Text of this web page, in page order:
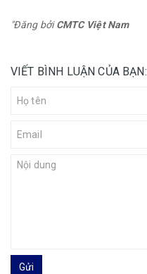
"Đăng bởiCMTC Việt Nam
VIẾT BÌNH LUẬN CỦA BẠN:
Gửi